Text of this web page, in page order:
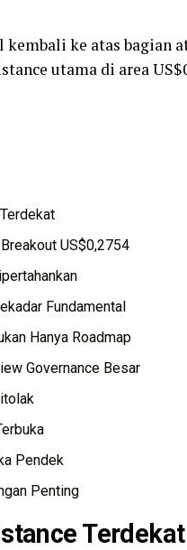
kembali ke atas bagian
utama di area
US$0,2754
Fundamental
Hanya Roadmap
Governance Besar
Pendek
Penting
Terdekat